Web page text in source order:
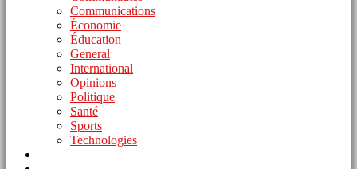
Communications
Économie
Éducation
General
International
Opinions
Politique
Santé
Sports
Technologies